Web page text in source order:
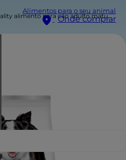
Alimentos para o seu animal
Onde comprar
alimento para cão adulto maturo de raça média